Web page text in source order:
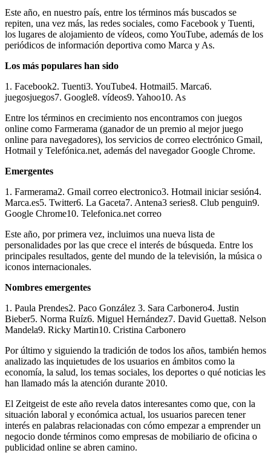
Este año, en nuestro país, entre los términos más buscados se
repiten, una vez más, las redes sociales, como Facebook y Tuenti,
los lugares de alojamiento de vídeos, como YouTube, además de los
periódicos de información deportiva como Marca y As.
Los más populares han sido
1. Facebook2. Tuenti3. YouTube4. Hotmail5. Marca6.
juegosjuegos7. Google8. vídeos9. Yahoo10. As
Entre los términos en crecimiento nos encontramos con juegos
online como Farmerama (ganador de un premio al mejor juego
online para navegadores), los servicios de correo electrónico Gmail,
Hotmail y Telefónica.net, además del navegador Google Chrome.
Emergentes
1. Farmerama2. Gmail correo electronico3. Hotmail iniciar sesión4.
Marca.es5. Twitter6. La Gaceta7. Antena3 series8. Club penguin9.
Google Chrome10. Telefonica.net correo
Este año, por primera vez, incluimos una nueva lista de
personalidades por las que crece el interés de búsqueda. Entre los
principales resultados, gente del mundo de la televisión, la música o
iconos internacionales.
Nombres emergentes
1. Paula Prendes2. Paco González 3. Sara Carbonero4. Justin
Bieber5. Norma Ruíz6. Miguel Hernández7. David Guetta8. Nelson
Mandela9. Ricky Martin10. Cristina Carbonero
Por último y siguiendo la tradición de todos los años, también hemos
analizado las inquietudes de los usuarios en ámbitos como la
economía, la salud, los temas sociales, los deportes o qué noticias les
han llamado más la atención durante 2010.
El Zeitgeist de este año revela datos interesantes como que, con la
situación laboral y económica actual, los usuarios parecen tener
interés en palabras relacionadas con cómo empezar a emprender un
negocio donde términos como empresas de mobiliario de oficina o
publicidad online se abren camino.